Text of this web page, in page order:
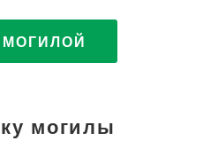
могилы